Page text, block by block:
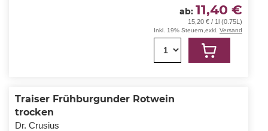
ab 11,40 €
15,20 € / 1l (0.75L)
Inkl. 19% Steuern exkl. Versand
1
Traiser Frühburgunder Rotwein
trocken
Dr. Crusius